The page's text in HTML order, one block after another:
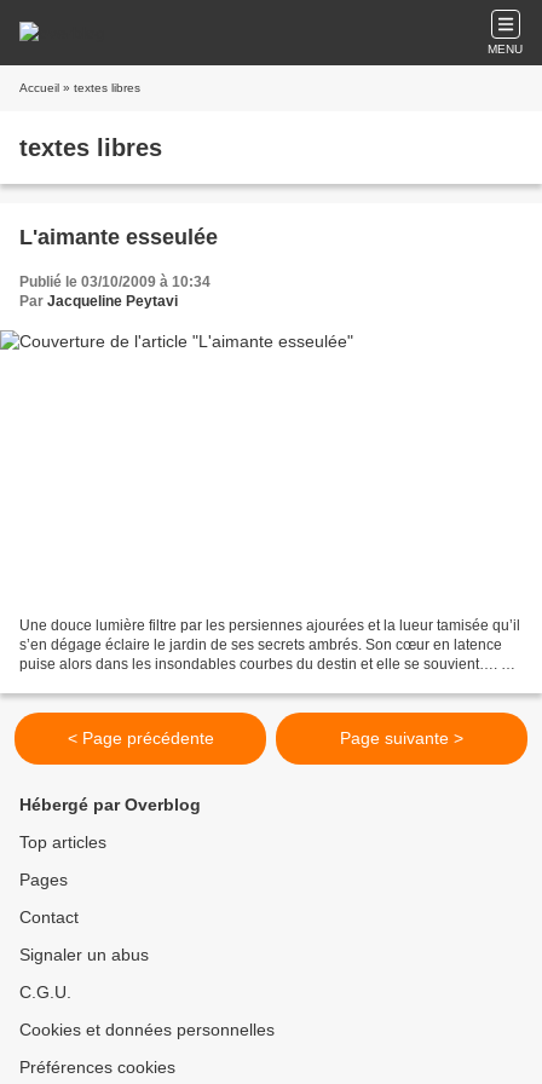
MENU
Accueil » textes libres
textes libres
L'aimante esseulée
Publié le 03/10/2009 à 10:34
Par Jacqueline Peytavi
Une douce lumière filtre par les persiennes ajourées et la lueur tamisée qu’il
s’en dégage éclaire le jardin de ses secrets ambrés. Son cœur en latence
puise alors dans les insondables courbes du destin et elle se souvient…. …
< Page précédente Page suivante >
Hébergé par Overblog
Top articles
Pages
Contact
Signaler un abus
C.G.U.
Cookies et données personnelles
Préférences cookies